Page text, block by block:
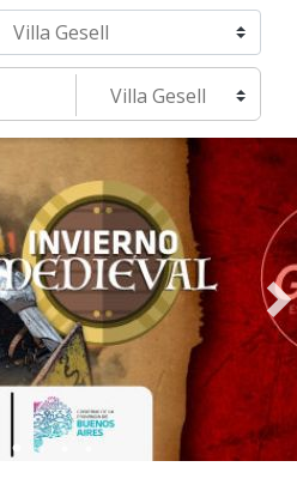
otra localidad
Seleccione una localidad